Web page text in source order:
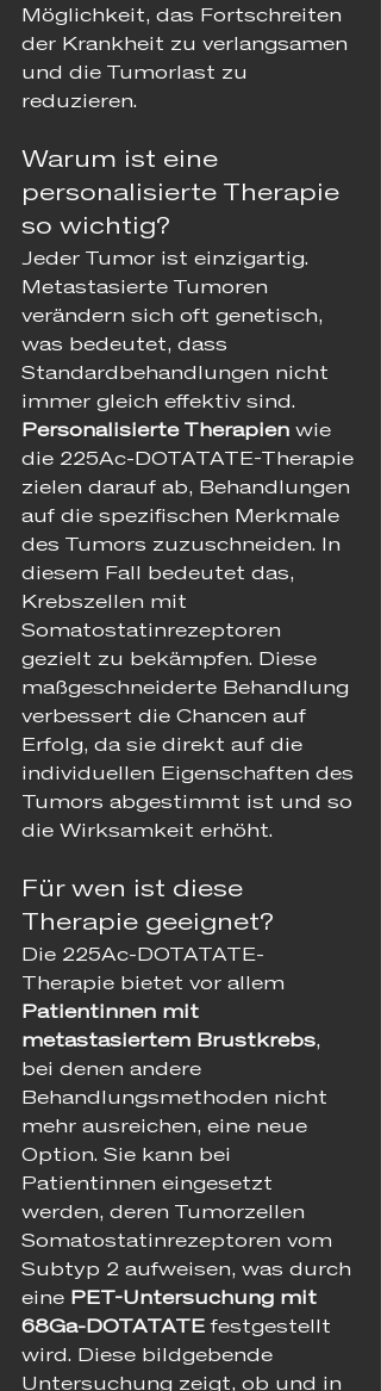
Möglichkeit, das Fortschreiten
der Krankheit zu verlangsamen
und die Tumorlast zu
reduzieren.
Warum ist eine
personalisierte Therapie
so wichtig?
Jeder Tumor ist einzigartig.
Metastasierte Tumoren
verändern sich oft genetisch,
was bedeutet, dass
Standardbehandlungen nicht
immer gleich effektiv sind.
Personalisierte Therapien wie
die 225Ac-DOTATATE-Therapie
zielen darauf ab, Behandlungen
auf die spezifischen Merkmale
des Tumors zuzuschneiden. In
diesem Fall bedeutet das,
Krebszellen mit
Somatostatinrezeptoren
gezielt zu bekämpfen. Diese
maßgeschneiderte Behandlung
verbessert die Chancen auf
Erfolg, da sie direkt auf die
individuellen Eigenschaften des
Tumors abgestimmt ist und so
die Wirksamkeit erhöht.
Für wen ist diese
Therapie geeignet?
Die 225Ac-DOTATATE-
Therapie bietet vor allem
Patientinnen mit
metastasiertem Brustkrebs,
bei denen andere
Behandlungsmethoden nicht
mehr ausreichen, eine neue
Option. Sie kann bei
Patientinnen eingesetzt
werden, deren Tumorzellen
Somatostatinrezeptoren vom
Subtyp 2 aufweisen, was durch
eine PET-Untersuchung mit
68Ga-DOTATATE festgestellt
wird. Diese bildgebende
Untersuchung zeigt, ob und in